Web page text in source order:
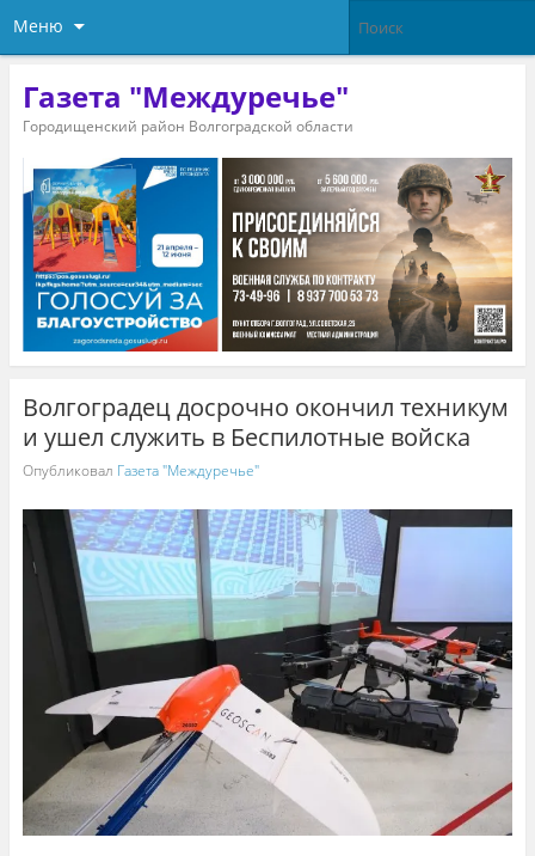
Меню
Газета "Междуречье"
Городищенский район Волгоградской области
Волгоградец досрочно окончил техникум
и ушел служить в Беспилотные войска
Опубликовал Газета "Междуречье"